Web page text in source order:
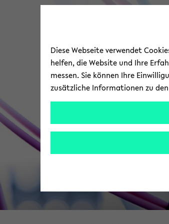
Diese Webseite verwendet
helfen, die Website und Ihre
messen. Sie können Ihre
zusätzliche Informationen zu